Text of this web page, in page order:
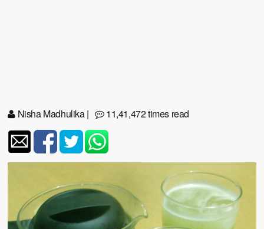
Nisha Madhulika| 11,41,472 times read